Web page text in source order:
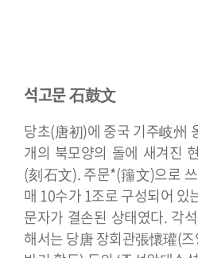
석고문 石鼓文
당초(唐初)에 중국 기주岐州
개의 북모양의 돌에 새겨진
(刻石文). 주문*(籒文)으로
매 10수가 1조로 구성되어 있
문자가 결손된 상태였다. 각
해서는 당唐 장회관張懷瓘(